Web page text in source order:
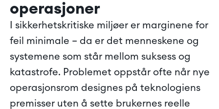
operasjoner
I sikkerhetskritiske miljøer er marginene for
feil minimale – da er det menneskene og
systemene som står mellom suksess og
katastrofe. Problemet oppstår ofte når nye
operasjonsrom designes på teknologiens
premisser uten å sette brukernes reelle